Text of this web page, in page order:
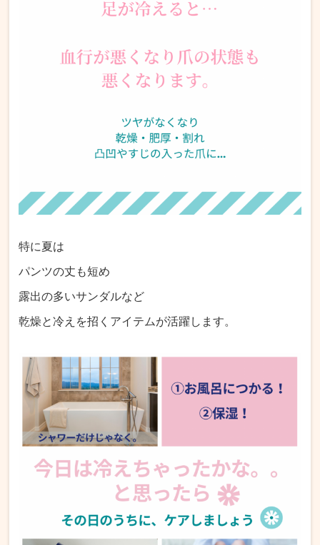
特に夏は
パンツの丈も短め
露出の多いサンダルなど
乾燥と冷えを招くアイテムが活躍します。